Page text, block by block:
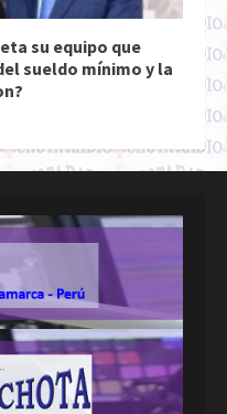
su equipo que
sueldo mínimo y la